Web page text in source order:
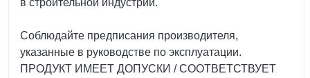
в строительной индустрии.
Соблюдайте предписания производителя,
указанные в руководстве по эксплуатации.
ПРОДУКТ ИМЕЕТ ДОПУСКИ / СООТВЕТСТВУЕТ